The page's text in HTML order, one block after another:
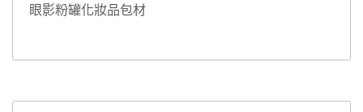
眼影粉罐化妝品包材